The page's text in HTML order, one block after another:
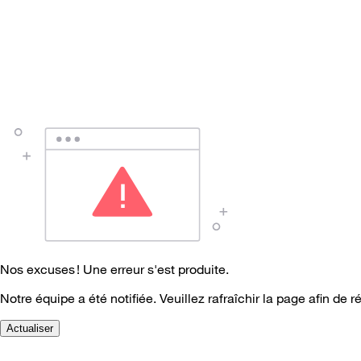
Nos excuses ! Une erreur s'est produite.
Notre équipe a été notifiée. Veuillez rafraîchir la page afin de
Actualiser